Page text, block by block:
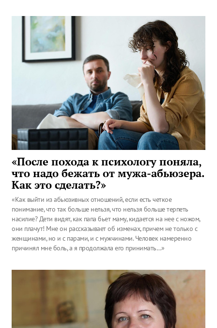
«После похода к психологу поняла,
что надо бежать от мужа-абьюзера.
Как это сделать?»
«Как выйти из абьюзивных отношений, если есть четкое
понимание, что так больше нельзя, что нельзя больше терпеть
насилие? Дети видят, как папа бьет маму, кидается на нее с ножом,
они плачут! Мне он рассказывает об изменах, причем не только с
женщинами, но и с парами, и с мужчинами. Человек намеренно
причинял мне боль, а я продолжала его принимать…»